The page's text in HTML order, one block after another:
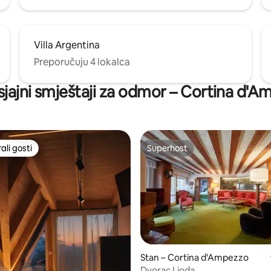
Villa Argentina
Preporučuju 4 lokalca
smještaji za odmor – Cortina
rangiranima s oznakom „Odabrali gosti”
gosti Superhost
Superhost
Stan – Cortina d'Ampezzo